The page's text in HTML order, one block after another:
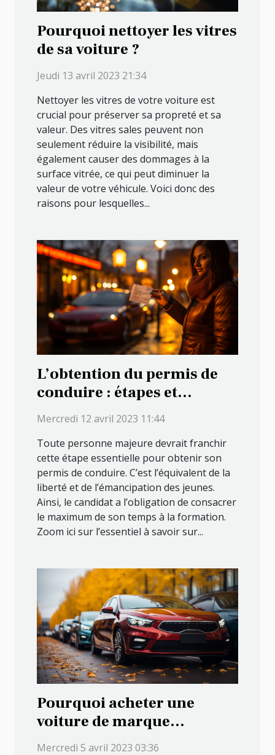
Pourquoi nettoyer les vitres
de sa voiture ?
Jeudi 13 avril 2023 21:34
Nettoyer les vitres de votre voiture est
crucial pour préserver sa propreté et sa
valeur. Des vitres sales peuvent non
seulement réduire la visibilité, mais
également causer des dommages à la
surface vitrée, ce qui peut diminuer la
valeur de votre véhicule. Voici donc des
raisons pour lesquelles...
L’obtention du permis de
conduire : étapes et
conditions
Mercredi 12 avril 2023 11:44
Toute personne majeure devrait franchir
cette étape essentielle pour obtenir son
permis de conduire. C’est l’équivalent de la
liberté et de l’émancipation des jeunes.
Ainsi, le candidat a l’obligation de consacrer
le maximum de son temps à la formation.
Zoom ici sur l’essentiel à savoir sur...
Pourquoi acheter une
voiture de marque
reconnue cette année ?
Mercredi 5 avril 2023 03:36